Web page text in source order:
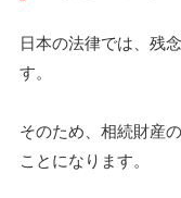
日本の法律では、残
す。
そのため、相続財産
ことになります。